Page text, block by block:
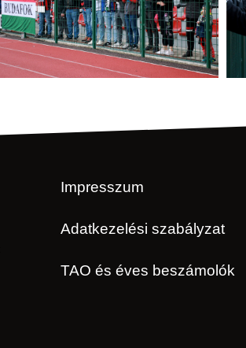
Impresszum
Adatkezelési szabályzat
TAO és éves beszámolók